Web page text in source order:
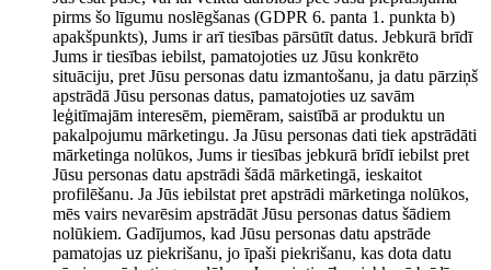
pirms šo līgumu noslēgšanas (GDPR 6. panta 1. punkta b)
apakšpunkts), Jums ir arī tiesības pārsūtīt datus. Jebkurā brīdī
Jums ir tiesības iebilst, pamatojoties uz Jūsu konkrēto
situāciju, pret Jūsu personas datu izmantošanu, ja datu pārziņš
apstrādā Jūsu personas datus, pamatojoties uz savām
leģitīmajām interesēm, piemēram, saistībā ar produktu un
pakalpojumu mārketingu. Ja Jūsu personas dati tiek apstrādāti
mārketinga nolūkos, Jums ir tiesības jebkurā brīdī iebilst pret
Jūsu personas datu apstrādi šādā mārketingā, ieskaitot
profilēšanu. Ja Jūs iebilstat pret apstrādi mārketinga nolūkos,
mēs vairs nevarēsim apstrādāt Jūsu personas datus šādiem
nolūkiem. Gadījumos, kad Jūsu personas datu apstrāde
pamatojas uz piekrišanu, jo īpaši piekrišanu, kas dota datu